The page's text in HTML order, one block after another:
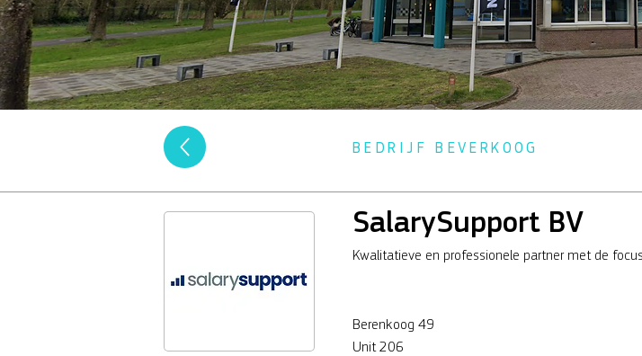
BEDRIJF BEVERKOOG
SalarySupport BV
Kwalitatieve en professionele partner met de
Berenkoog 49
Unit 206